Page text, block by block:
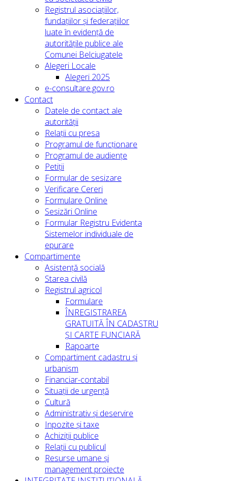
Registrul asociațiilor,
fundațiilor și federațiilor
luate în evidență de
autoritățile publice ale
Comunei Belciugatele
Alegeri Locale
Alegeri 2025
e-consultare.gov.ro
Contact
Datele de contact ale
autorității
Relații cu presa
Programul de funcționare
Programul de audiențe
Petiții
Formular de sesizare
Verificare Cereri
Formulare Online
Sesizări Online
Formular Registru Evidenta
Sistemelor individuale de
epurare
Compartimente
Asistență socială
Starea civilă
Registrul agricol
Formulare
ÎNREGISTRAREA
GRATUITĂ ÎN CADASTRU
ȘI CARTE FUNCIARĂ
Rapoarte
Compartiment cadastru și
urbanism
Financiar-contabil
Situații de urgență
Cultură
Administrativ și deservire
Inpozite și taxe
Achiziții publice
Relații cu publicul
Resurse umane și
management proiecte